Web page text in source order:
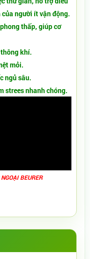
người ít vận động.
thấp, giúp cơ
khí.
mỏi.
ngủ sâu.
strees nhanh chóng.
BEURER